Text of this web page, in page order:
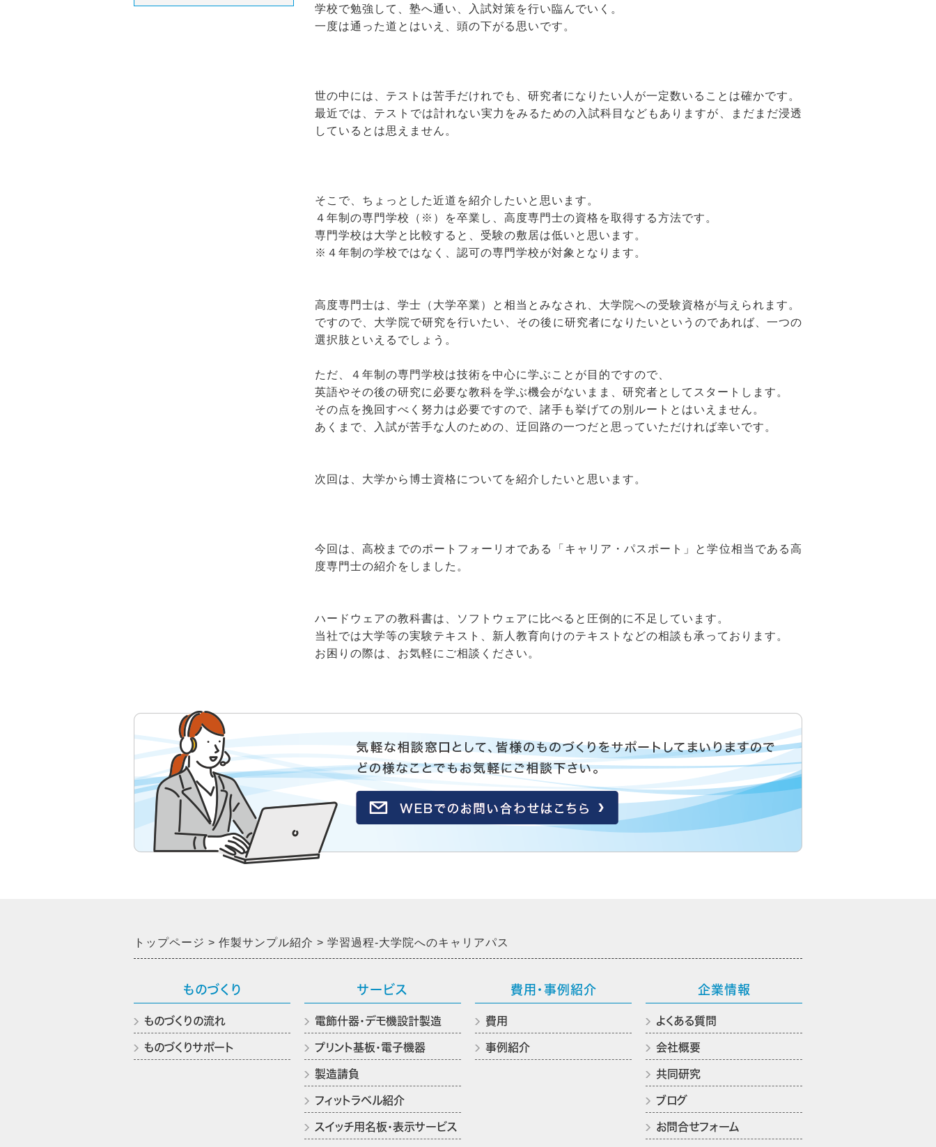
学校で勉強して、塾へ通い、入試対策を行い臨んでいく。
一度は通った道とはいえ、頭の下がる思いです。
世の中には、テストは苦手だけれでも、研究者になりたい人が一定数いることは確かです。
最近では、テストでは計れない実力をみるための入試科目などもありますが、まだまだ浸透
しているとは思えません。
そこで、ちょっとした近道を紹介したいと思います。
４年制の専門学校（※）を卒業し、高度専門士の資格を取得する方法です。
専門学校は大学と比較すると、受験の敷居は低いと思います。
※４年制の学校ではなく、認可の専門学校が対象となります。
高度専門士は、学士（大学卒業）と相当とみなされ、大学院への受験資格が与えられます。
ですので、大学院で研究を行いたい、その後に研究者になりたいというのであれば、一つの
選択肢といえるでしょう。
ただ、４年制の専門学校は技術を中心に学ぶことが目的ですので、
英語やその後の研究に必要な教科を学ぶ機会がないまま、研究者としてスタートします。
その点を挽回すべく努力は必要ですので、諸手も挙げての別ルートとはいえません。
あくまで、入試が苦手な人のための、迂回路の一つだと思っていただければ幸いです。
次回は、大学から博士資格についてを紹介したいと思います。
今回は、高校までのポートフォーリオである「キャリア・パスポート」と学位相当である高
度専門士の紹介をしました。
ハードウェアの教科書は、ソフトウェアに比べると圧倒的に不足しています。
当社では大学等の実験テキスト、新人教育向けのテキストなどの相談も承っております。
お困りの際は、お気軽にご相談ください。
トップページ 作製サンプル紹介 学習過程-大学院へのキャリアパス
ものづくり
ものづくりの流れ
ものづくりサポート
サービス
電飾什器・デモ機設計製造
プリント基板・電子機器
製造請負
フィットラベル紹介
スイッチ用名板・表示サービス
費用・事例紹介
費用
事例紹介
企業情報
よくある質問
会社概要
共同研究
ブログ
お問合せフォーム